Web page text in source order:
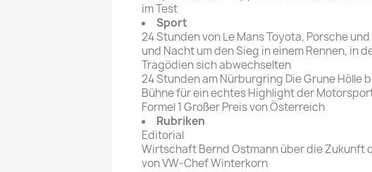
im Test
Sport
24 Stunden von Le Mans Toyota, Porsche
und Nacht um den Sieg in einem Rennen, in
Tragödien sich abwechselten
24 Stunden am Nürburgring Die Grune Hölle
Bühne für ein echtes Highlight der
Formel 1 Großer Preis von Österreich
Rubriken
Editorial
Wirtschaft Bernd Ostmann über die Zukunft
von VW-Chef Winterkorn